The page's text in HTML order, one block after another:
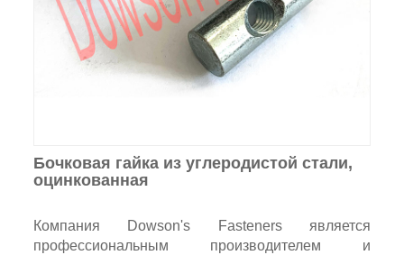
Бочковая гайка из углеродистой стали,
оцинкованная
Компания Dowson's Fasteners является
профессиональным производителем и